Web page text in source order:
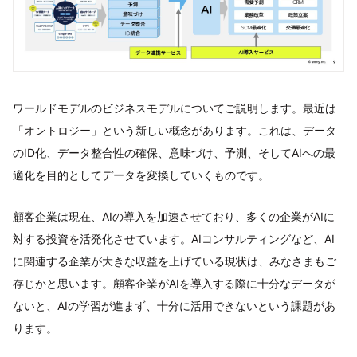
ワールドモデルのビジネスモデルについてご説明します。最近は
「オントロジー」という新しい概念があります。これは、データ
のID化、データ整合性の確保、意味づけ、予測、そしてAIへの最
適化を目的としてデータを変換していくものです。
顧客企業は現在、AIの導入を加速させており、多くの企業がAIに
対する投資を活発化させています。AIコンサルティングなど、AI
に関連する企業が大きな収益を上げている現状は、みなさまもご
存じかと思います。顧客企業がAIを導入する際に十分なデータが
ないと、AIの学習が進まず、十分に活用できないという課題があ
ります。